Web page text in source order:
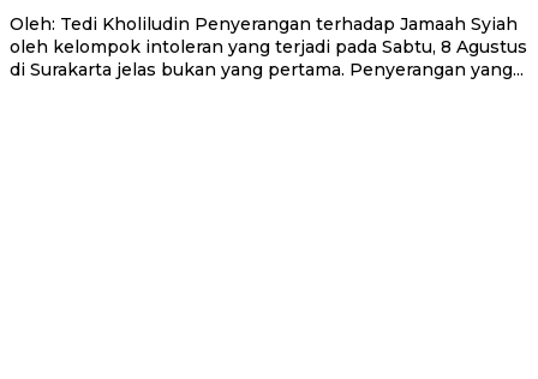
Oleh: Tedi Kholiludin Penyerangan terhadap Jamaah Syiah
oleh kelompok intoleran yang terjadi pada Sabtu, 8 Agustus
di Surakarta jelas bukan yang pertama. Penyerangan yang...